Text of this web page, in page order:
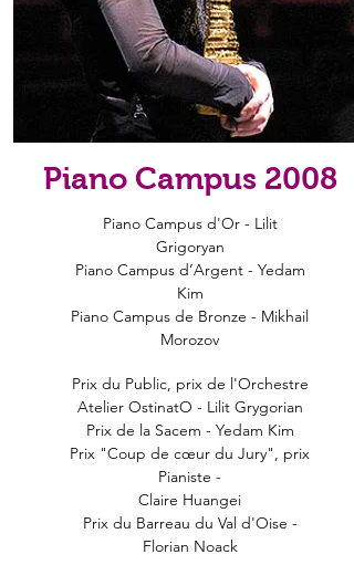
Piano Campus 2008
Piano Campus d'Or - Lilit
Grigoryan
Piano Campus d’Argent - Yedam
Kim
Piano Campus de Bronze - Mikhail
Morozov
Prix du Public, prix de l'Orchestre
Atelier OstinatO - Lilit Grygorian
Prix de la Sacem - Yedam Kim
Prix "Coup de cœur du Jury", prix
Pianiste -
Claire Huangei
Prix du Barreau du Val d'Oise -
Florian Noack